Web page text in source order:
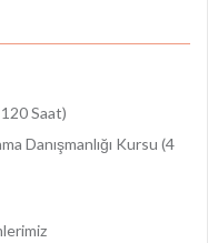
Saat)
Danışmanlığı Kursu (4